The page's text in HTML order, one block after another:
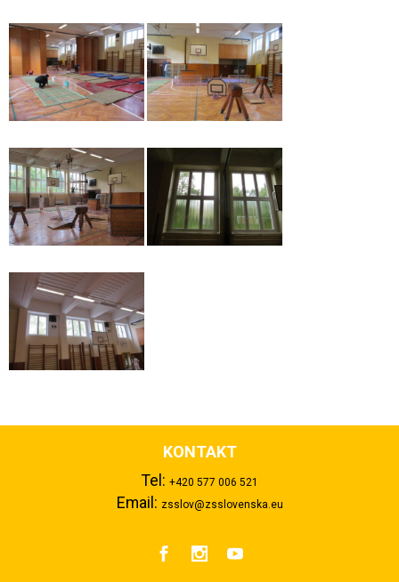
KONTAKT
Tel: +420 577 006 521
Email: zsslov@zsslovenska.eu
  